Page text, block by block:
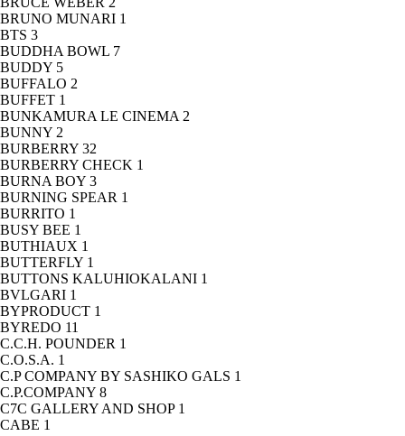
BRUNO MUNARI 1
BTS 3
BUDDHA BOWL 7
BUDDY 5
BUFFALO 2
BUFFET 1
BUNKAMURA LE CINEMA 2
BUNNY 2
BURBERRY 32
BURBERRY CHECK 1
BURNA BOY 3
BURNING SPEAR 1
BURRITO 1
BUSY BEE 1
BUTHIAUX 1
BUTTERFLY 1
BUTTONS KALUHIOKALANI 1
BVLGARI 1
BYPRODUCT 1
BYREDO 11
C.C.H. POUNDER 1
C.O.S.A. 1
C.P COMPANY BY SASHIKO GALS 1
C.P.COMPANY 8
C7C GALLERY AND SHOP 1
CABE 1